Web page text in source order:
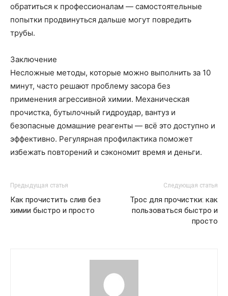
обратиться к профессионалам — самостоятельные
попытки продвинуться дальше могут повредить
трубы.
Заключение
Несложные методы, которые можно выполнить за 10
минут, часто решают проблему засора без
применения агрессивной химии. Механическая
прочистка, бутылочный гидроудар, вантуз и
безопасные домашние реагенты — всё это доступно и
эффективно. Регулярная профилактика поможет
избежать повторений и сэкономит время и деньги.
Предыдущая статья
Как прочистить слив без
химии быстро и просто
Следующая статья
Трос для прочистки: как
пользоваться быстро и
просто